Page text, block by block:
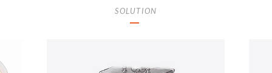
SOLUTION